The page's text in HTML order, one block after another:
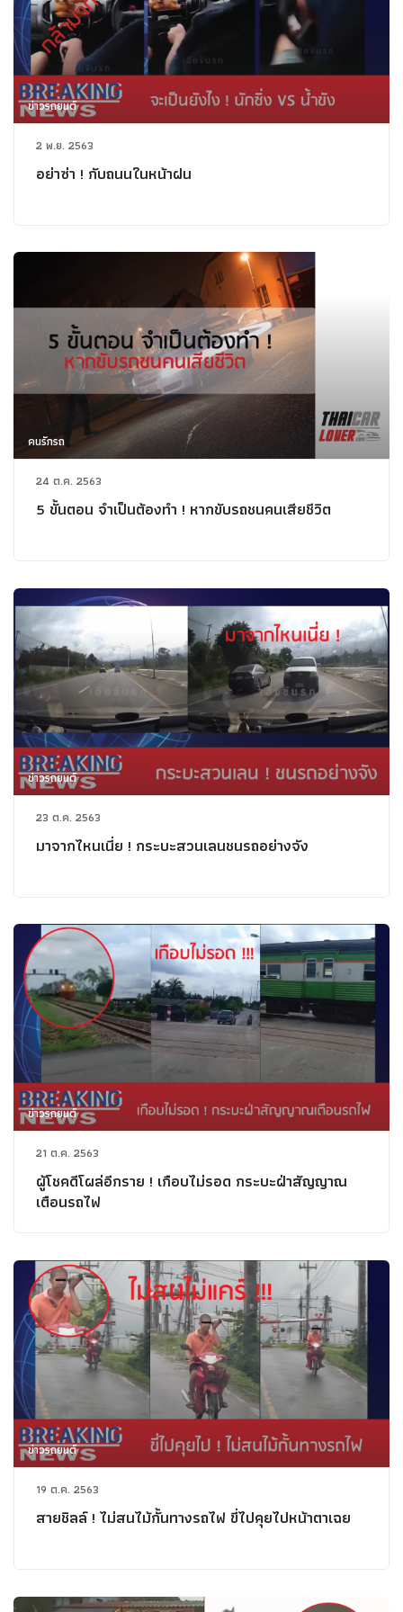
ข่าวรถยนต์
2 พ.ย. 2563
อย่าซ่า ! กับถนนในหน้าฝน
คนรักรถ
24 ต.ค. 2563
5 ขั้นตอน จำเป็นต้องทำ ! หากขับรถชนคนเสียชีวิต
ข่าวรถยนต์
23 ต.ค. 2563
มาจากไหนเนี่ย ! กระบะสวนเลนชนรถอย่างจัง
ข่าวรถยนต์
21 ต.ค. 2563
ผู้โชคดีโผล่อีกราย ! เกือบไม่รอด กระบะฝ่าสัญญาณ
เตือนรถไฟ
ข่าวรถยนต์
19 ต.ค. 2563
สายชิลล์ ! ไม่สนไม้กั้นทางรถไฟ ขี่ไปคุยไปหน้าตาเฉย